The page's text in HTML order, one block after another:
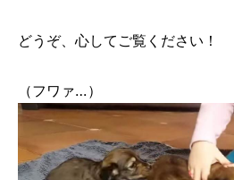
どうぞ、心してご覧ください！
（フワァ…）